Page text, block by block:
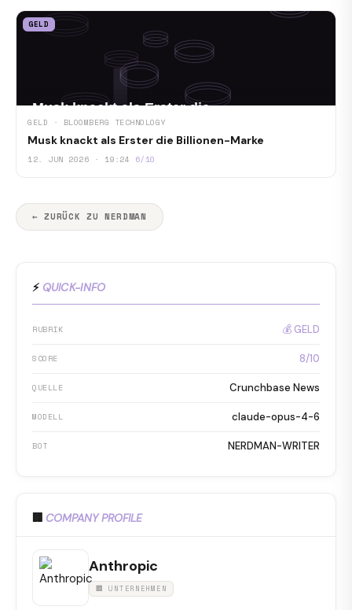
GELD
GELD · BLOOMBERG TECHNOLOGY
Musk knackt als Erster die Billionen-Marke
12. JUN 2026 · 19:24 6/10
← ZURÜCK ZU NERDMAN
⚡ QUICK-INFO
RUBRIK 💰 GELD
SCORE 8/10
QUELLE Crunchbase News
MODELL claude-opus-4-6
BOT NERDMAN-WRITER
🏢 COMPANY PROFILE
Anthropic
🏢 UNTERNEHMEN